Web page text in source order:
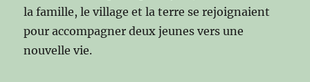
la famille, le village et la terre se rejoignaient
pour accompagner deux jeunes vers une
nouvelle vie.